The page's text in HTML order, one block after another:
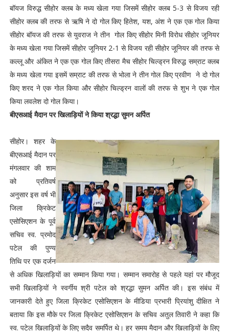
बॉयज विरुद्ध सीहोर क्लब के मध्य खेला गया जिसमें सीहोर क्लब 5-3 से विजय रही
सीहोर क्लब की तरफ से ऋषि ने दो गोल किए हितेश, यश, अंश ने एक एक गोल किया
सीहोर बॉयज की तरफ से युवराज ने तीन गोल किए सीहोर मिनी विरोध सीहोर जूनियर
के मध्य खेला गया जिसमें सीहोर जूनियर 2-1 से विजय रही सीहोर जूनियर की तरफ से
कल्लू और अंकित ने एक एक गोल किए तीसरा मैच सीहोर चिल्ड्रन विरुद्ध सम्राट क्लब
के मध्य खेला गया इसमें सम्राट की तरफ से भोला ने तीन गोल किए प्रवीण ने दो गोल
किए शरद ने एक गोल किया और सीहोर चिल्ड्रन वालों की तरफ से शुभ ने एक गोल
किया लवलेश दो गोल किया।
बीएसआई मैदान पर खिलाड़ियों ने किया श्रद्धा सुमन अर्पित
सीहोर। शहर के
बीएसआई मैदान पर
मंगलवार की शाम
को प्रतिवर्ष
अनुसार इस वर्ष भी
जिला क्रिकेट
एसोसिएशन के पूर्व
सचिव स्व. प्रमोद
पटेल की पुण्य
तिथि पर एक दर्जन
से अधिक खिलाड़ियों का सम्मान किया गया। सम्मान समारोह से पहले यहां पर मौजूद
सभी खिलाड़ियों ने स्वर्गीय श्री पटेल को श्रद्धा सुमन अर्पित की। इस संबंध में
जानकारी देते हुए जिला क्रिकेट एसोसिएशन के मीडिया प्रभारी प्रियांशु दीक्षित ने
बताया कि इस मौके पर जिला क्रिकेट एसोसिएशन के सचिव अतुल तिवारी ने कहा कि
स्व. पटेल खिलाड़ियों के लिए सदैव समर्पित थे। हर समय मैदान और खिलाड़ियों के लिए